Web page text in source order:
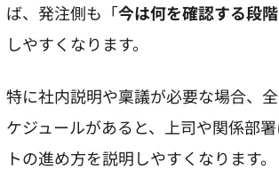
ば、発注側も「今は何を確認する段
しやすくなります。
特に社内説明や稟議が必要な場合、
ケジュールがあると、上司や関係部
トの進め方を説明しやすくなります。